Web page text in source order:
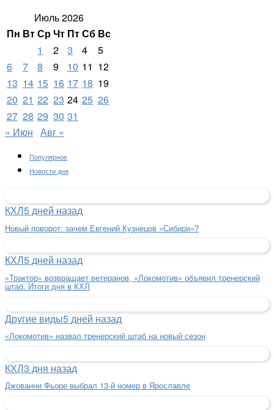
Июль 2026
Пн ВтСрЧт ПтСб Вс
1
2 3 4
5
6
7 8 9 10 11 12
13 14 15 16 17 18 19
20 21 22 23 24 25 26
27 28 29 30 31
« Июн Авг »
Популярное
Новости дня
КХЛ5 дней назад
Новый поворот: зачем Евгений Кузнецов «Сибири»?
КХЛ5 дней назад
«Трактор» возвращает ветеранов, «Локомотив» объявил тренерский
штаб. Итоги дня в КХЛ
Другие виды5 дней назад
«Локомотив» назвал тренерский штаб на новый сезон
КХЛ3 дня назад
Джованни Фьоре выбрал 13-й номер в Ярославле